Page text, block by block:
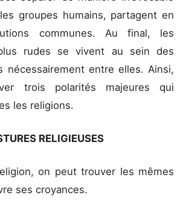
groupes humains, partagent en
communes. Au final, les
rudes se vivent au sein des
nécessairement entre elles. Ainsi,
trois polarités majeures qui
les religions.
RELIGIEUSES
on peut trouver les mêmes
ses croyances.